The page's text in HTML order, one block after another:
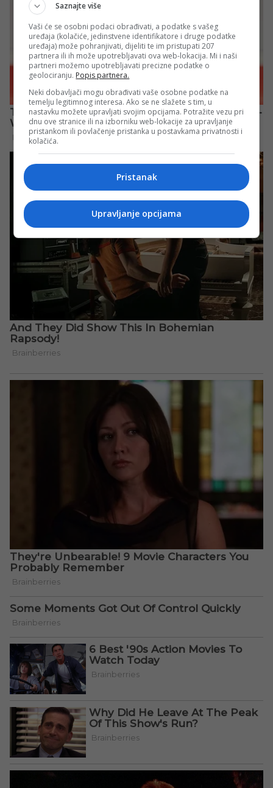
Saznajte više
Vaši će se osobni podaci obrađivati, a podatke s vašeg
uređaja (kolačiće, jedinstvene identifikatore i druge podatke
uređaja) može pohranjivati, dijeliti te im pristupati 207
partnera ili ih može upotrebljavati ova web-lokacija. Mi i naši
partneri možemo upotrebljavati precizne podatke o
geolociranju. Popis partnera.
Neki dobavljači mogu obrađivati vaše osobne podatke na
temelju legitimnog interesa. Ako se ne slažete s tim, u
nastavku možete upravljati svojim opcijama. Potražite vezu pri
dnu ove stranice ili na izborniku web-lokacije za upravljanje
pristankom ili povlačenje pristanka u postavkama privatnosti i
kolačića.
Pristanak
Upravljanje opcijama